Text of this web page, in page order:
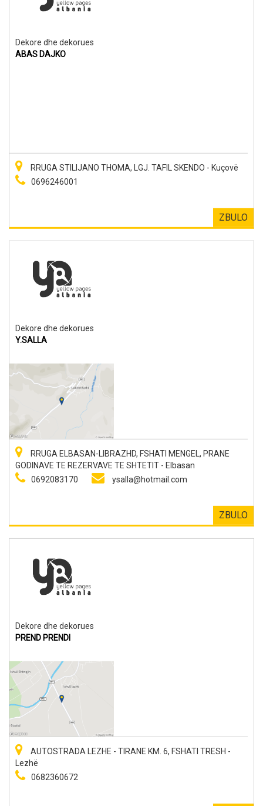
Dekore dhe dekorues
ABAS DAJKO
RRUGA STILIJANO THOMA, LGJ. TAFIL SKENDO - Kuçovë
0696246001
ZBULO
Dekore dhe dekorues
Y.SALLA
RRUGA ELBASAN-LIBRAZHD, FSHATI MENGEL, PRANE
GODINAVE TE REZERVAVE TE SHTETIT - Elbasan
0692083170
ysalla@hotmail.com
ZBULO
Dekore dhe dekorues
PREND PRENDI
AUTOSTRADA LEZHE - TIRANE KM. 6, FSHATI TRESH -
Lezhë
0682360672